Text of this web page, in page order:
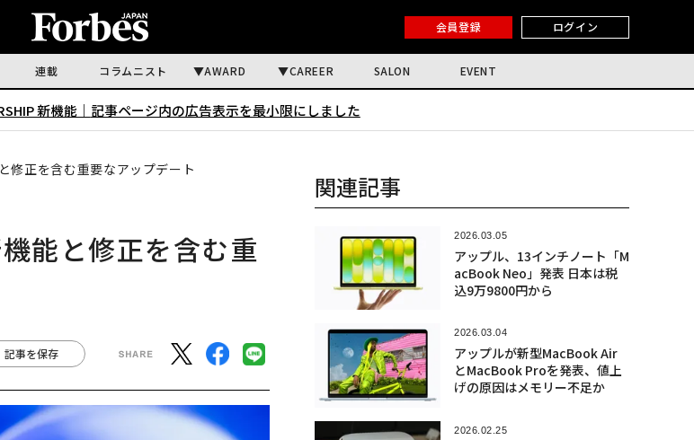
会員登録 ログイン
連載 コラムニスト AWARD CAREER SALON EVENT
新機能｜ 記事ページ内の広告表示を最小限にしました
正を含む重要なアップデート
能と修正を含む重
記事を保存
関連記事
2026.03.05
アップル、13インチノート「M
acBook Neo」発表 日本は税
込9万9800円から
2026.03.04
アップルが新型MacBook Air
とMacBook Proを発表、値上
げの原因はメモリー不足か
2026.02.25